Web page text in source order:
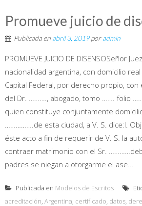
Promueve juicio de
Publicada en abril 3, 2019poradmin
PROMUEVE JUICIO DE DISENSOSeñor
nacionalidad argentina, con domicilio
Capital Federal, por derecho propio,
del Dr. ………., abogado, tomo ……. folio …….
quien constituye conjuntamente
…………….de esta ciudad, a V. S. dice:I.
éste acto a fin de requerir de V. S. la
contraer matrimonio con el Sr.
padres se niegan a otorgarme el ase...
Publicada en Modelos de Escritos
acreditación, Argentina, certificado, datos,